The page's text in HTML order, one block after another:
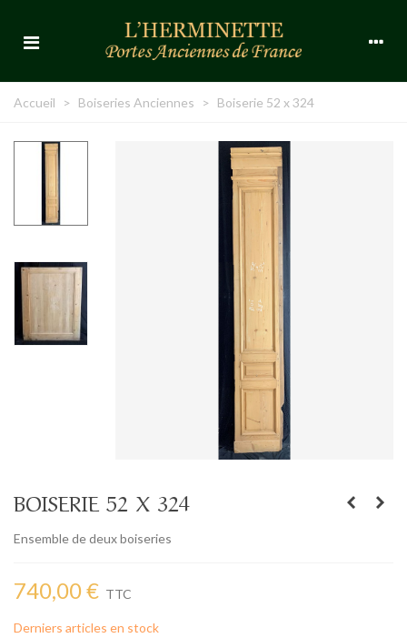
Accueil > Boiseries Anciennes > Boiserie 52 x 324
BOISERIE 52 X 324
Ensemble de deux boiseries
740,00 € TTC
Derniers articles en stock